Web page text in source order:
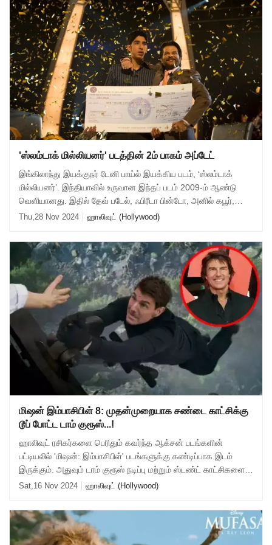
'ஸ்லம்டாக் மில்லியனர்' படத்தின் 2ம் பாகம் அப்டேட்
இங்கிலாந்து இயக்குநர் டேனி பாய்ல் இயக்கிய படம், ‘ஸ்லம்டாக்
மில்லியனர்’. இந்தியாவில் உருவான இந்தப் படம் 2009-ம் ஆண்டு
வெளியானது. இதில் தேவ் படேல், ஃபிரீடா பின்டோ, அனில் கபூர்,
இர்பான் கான் பலர் நடித்த
Thu,28 Nov 2024 ஹாலிவுட் (Hollywood)
மிஷன் இம்பாசிபிள் 8: முதன்முறையாக சண்டை காட்சிக்கு
டூப் போட்ட டாம் குரூஸ்...!
ஹாலிவுட் ரசிகர்களை பெரிதும் கவர்ந்த ஆக்சன் படங்களின்
பட்டியலில் 'மிஷன்: இம்பாசிபிள்' படங்களுக்கு கண்டிப்பாக இடம்
இருக்கும். அதுவும் டாம் குரூஸ் நடிப்பு மற்றும் ஸ்டண்ட் காட்சிகளை
பற்றி சொல்லவே வேண்டாம
Sat,16 Nov 2024 ஹாலிவுட் (Hollywood)